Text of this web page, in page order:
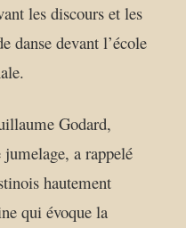
les discours et les
danse devant l’école
Godard,
a rappelé
hautement
qui évoque la